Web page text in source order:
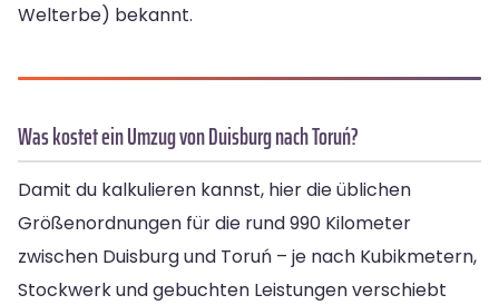
Welterbe) bekannt.
Was kostet ein Umzug von Duisburg nach Toruń?
Damit du kalkulieren kannst, hier die üblichen
Größenordnungen für die rund 990 Kilometer
zwischen Duisburg und Toruń – je nach Kubikmetern,
Stockwerk und gebuchten Leistungen verschiebt